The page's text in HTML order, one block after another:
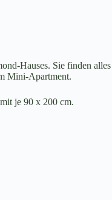
Hauses. Sie finden alles
Mini-Apartment.
je 90 x 200 cm.